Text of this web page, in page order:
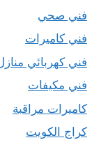
فني صحي
فني كاميرات
فني كهربائي
فني مكيفات
كاميرات مراقبة
كراج الكويت